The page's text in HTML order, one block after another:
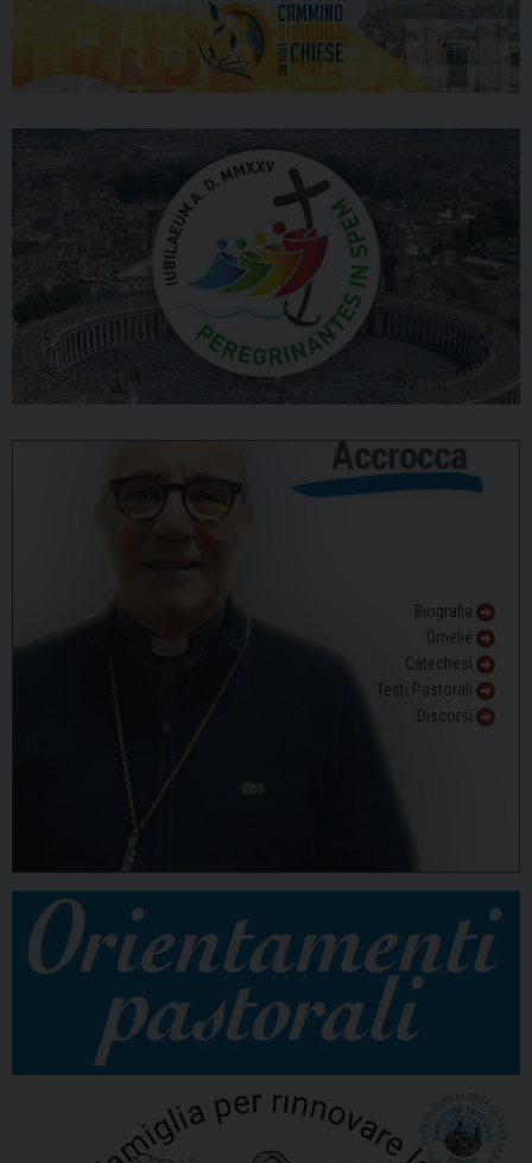
Biografia
Omelie
Catechesi
Testi Pastorali
Discorsi